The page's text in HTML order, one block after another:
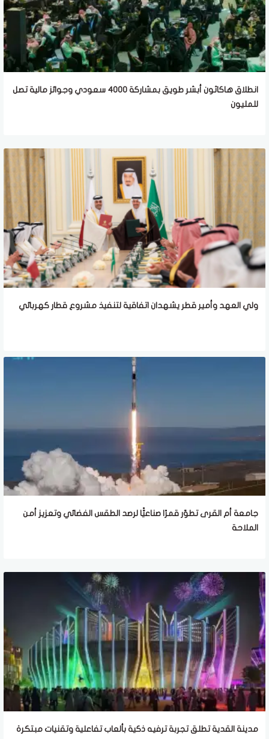
انطلاق هاكاثون أبشر طويق بمشاركة 4000 سعودي وجوائز مالية تصل
للمليون
ولي العهد وأمير قطر يشهدان اتفاقية لتنفيذ مشروع قطار كهربائي
جامعة أم القرى تطوّر قمرًا صناعيًّا لرصد الطقس الفضائي وتعزيز أمن
الملاحة
مدينة القدية تطلق تجربة ترفيه ذكية بألعاب تفاعلية وتقنيات مبتكرة